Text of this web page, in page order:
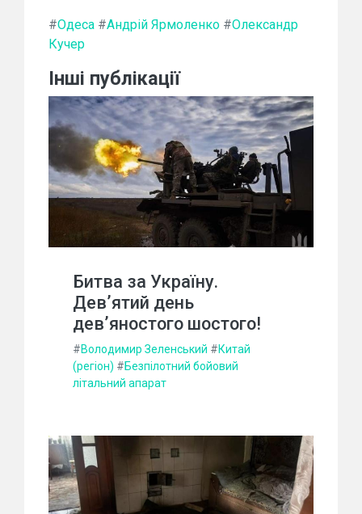
#Одеса #Андрій Ярмоленко #Олександр
Кучер
Інші публікації
Битва за Україну.
Дев’ятий день
дев’яностого шостого!
#Володимир Зеленський #Китай
(регіон) #Безпілотний бойовий
літальний апарат